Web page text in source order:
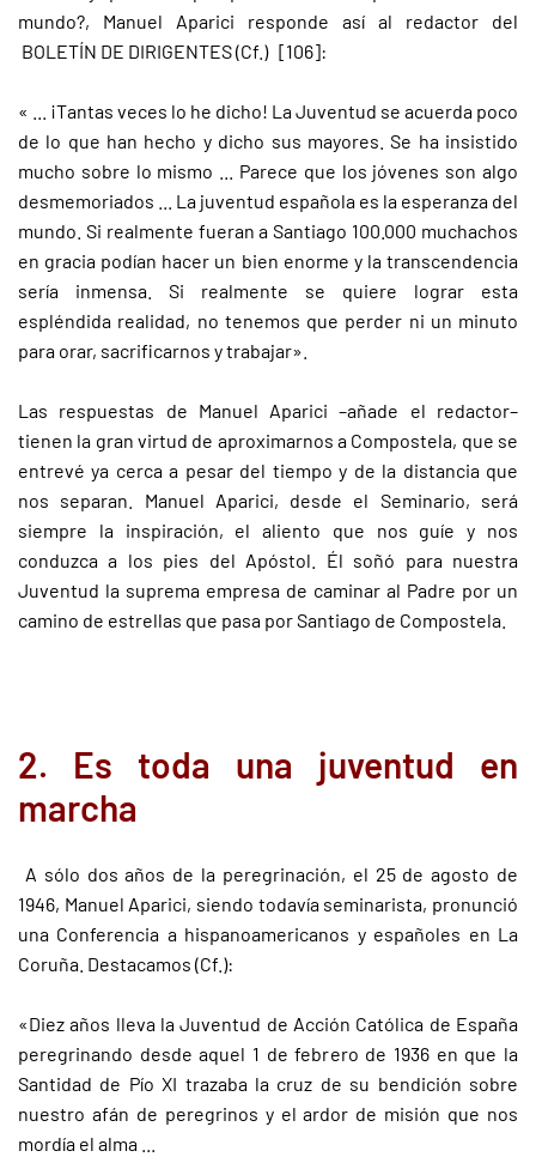
mundo?, Manuel Aparici responde así al redactor del
BOLETÍN DE DIRIGENTES (Cf.) [106]:
« ... ¡Tantas veces lo he dicho! La Juventud se acuerda poco
de lo que han hecho y dicho sus mayores. Se ha insistido
mucho sobre lo mismo ... Parece que los jóvenes son algo
desmemoriados ... La juventud española es la esperanza del
mundo. Si realmente fueran a Santiago 100.000 muchachos
en gracia podían hacer un bien enorme y la transcendencia
sería inmensa. Si realmente se quiere lograr esta
espléndida realidad, no tenemos que perder ni un minuto
para orar, sacrificarnos y trabajar».
Las respuestas de Manuel Aparici –añade el redactor–
tienen la gran virtud de aproximarnos a Compostela, que se
entrevé ya cerca a pesar del tiempo y de la distancia que
nos separan. Manuel Aparici, desde el Seminario, será
siempre la inspiración, el aliento que nos guíe y nos
conduzca a los pies del Apóstol. Él soñó para nuestra
Juventud la suprema empresa de caminar al Padre por un
camino de estrellas que pasa por Santiago de Compostela.
2. Es toda una juventud en
marcha
A sólo dos años de la peregrinación, el 25 de agosto de
1946, Manuel Aparici, siendo todavía seminarista, pronunció
una Conferencia a hispanoamericanos y españoles en La
Coruña. Destacamos (Cf.):
«Diez años lleva la Juventud de Acción Católica de España
peregrinando desde aquel 1 de febrero de 1936 en que la
Santidad de Pío XI trazaba la cruz de su bendición sobre
nuestro afán de peregrinos y el ardor de misión que nos
mordía el alma ...